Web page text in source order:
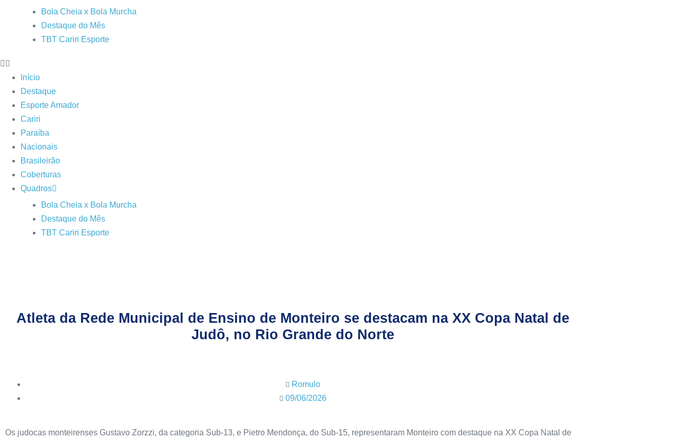
Bola Cheia x Bola Murcha
Destaque do Mês
TBT Cariri Esporte
Início
Destaque
Esporte Amador
Cariri
Paraíba
Nacionais
Brasileirão
Coberturas
Quadros
Bola Cheia x Bola Murcha
Destaque do Mês
TBT Cariri Esporte
Atleta da Rede Municipal de Ensino de Monteiro se destacam na XX Copa Natal de
Judô, no Rio Grande do Norte
Romulo
09/06/2026
Os judocas monteirenses Gustavo Zorzzi, da categoria Sub-13, e Pietro Mendonça, do Sub-15, representaram Monteiro com destaque na XX Copa Natal de